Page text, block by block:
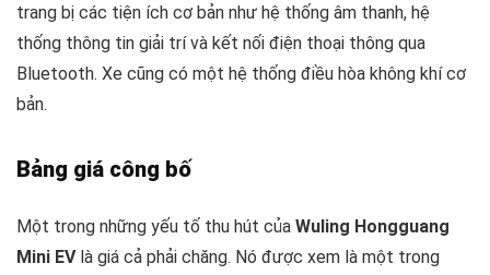
trang bị các tiện ích cơ bản như hệ thống âm thanh, hệ
thống thông tin giải trí và kết nối điện thoại thông qua
Bluetooth. Xe cũng có một hệ thống điều hòa không khí cơ
bản.
Bảng giá công bố
Một trong những yếu tố thu hút của Wuling Hongguang
Mini EVlà giá cả phải chăng. Nó được xem là một trong